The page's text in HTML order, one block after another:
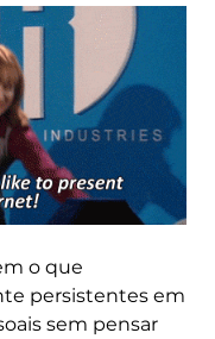
o que
persistentes em
sem pensar